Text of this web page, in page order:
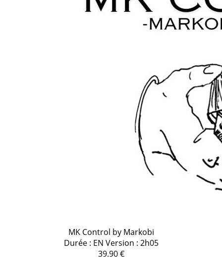
MK Control by Markobi
Durée : EN Version : 2h05
39.90 €